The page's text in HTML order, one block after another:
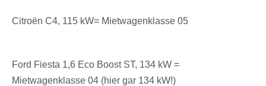
Citroën C4, 115 kW= Mietwagenklasse 05
Ford Fiesta 1,6 Eco Boost ST, 134 kW =
Mietwagenklasse 04 (hier gar 134 kW!)